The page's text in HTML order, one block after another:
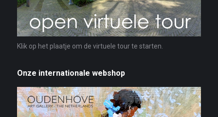
Klik op het plaatje om de virtuele tour te starten.
Onze internationale webshop